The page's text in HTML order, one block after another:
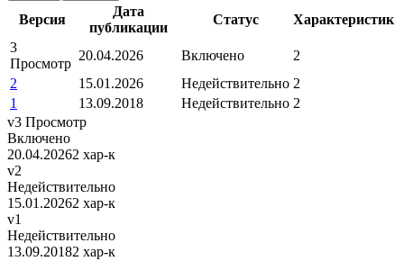
Версия
Дата
публикации
Статус
Характеристик
3
Просмотр
20.04.2026 Включено
2
2
15.01.2026 Недействительно 2
1
13.09.2018 Недействительно 2
v3 Просмотр
Включено
20.04.20262 хар-к
v2
Недействительно
15.01.20262 хар-к
v1
Недействительно
13.09.20182 хар-к